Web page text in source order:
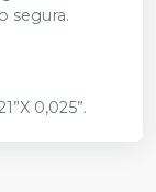
segura.
0,025”.